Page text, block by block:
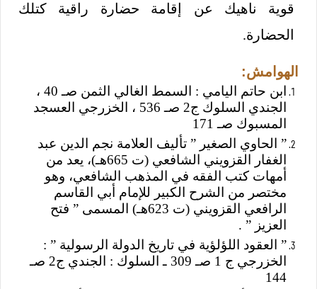
قوية ناهيك عن إقامة حضارة راقية كتلك
الحضارة.
الهوامش:
ابن حاتم اليامي : السمط الغالي الثمن صـ 40 ،
الجندي السلوك ج2 صـ 536 ، الخزرجي العسجد
المسبوك صـ 171
” الحاوي الصغير ” تأليف العلامة نجم الدين عبد
الغفار القزويني الشافعي (ت 665هـ)، يعد من
أمهات كتب الفقه في المذهب الشافعي، وهو
مختصر من الشرح الكبير للإمام أبي القاسم
الرافعي القزويني (ت 623هـ) المسمى ” فتح
العزيز ” .
” العقود اللؤلؤية في تاريخ الدولة الرسولية ” :
الخزرجي ج 1 صـ 309 ـ السلوك : الجندي ج2 صـ
144